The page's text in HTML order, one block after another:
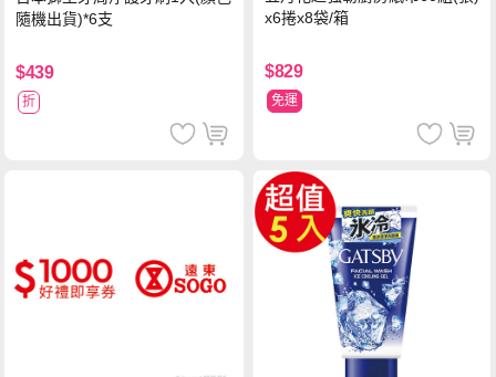
隨機出貨)*6支
$439
折
x6捲x8袋/箱
$829
免運